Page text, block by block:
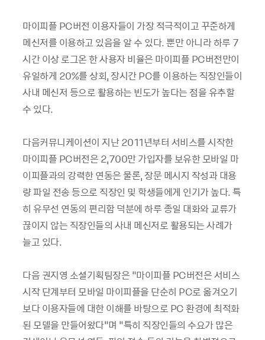
마이피플 PC버전 이용자들이 가장 적극적이고 꾸준하게
메신저를 이용하고 있음을 알 수 있다. 뿐만 아니라 하루 7
시간 이상 로그온 한 사용자 비율은 마이피플 PC버전만이
유일하게 20%를 상회, 장시간 PC를 이용하는 직장인들이
사내 메신저 등으로 활용하는 빈도가 높다는 점을 유추할
수 있다.
다음커뮤니케이션이 지난 2011년부터 서비스를 시작한
마이피플 PC버전은 2,700만 가입자를 보유한 모바일 마
이피플과의 강력한 연동은 물론, 장문 메시지 작성과 대용
량 파일 전송 등으로 직장인 및 학생들에게 인기가 높다. 특
히 유무선 연동의 편리함 덕분에 하루 종일 대화와 교류가
끊이지 않는 직장인들의 사내 메신저로 활용되는 사례가
늘고 있다.
다음 권지영 소셜기획팀장은 “마이피플 PC버전은 서비스
시작 단계부터 모바일 마이피플을 단순히 PC로 옮겨오기
보다 이용자들에 대한 이해를 바탕으로 PC 환경에 최적화
된 모델을 만들어왔다”며 “특히 직장인들의 수요가 많은